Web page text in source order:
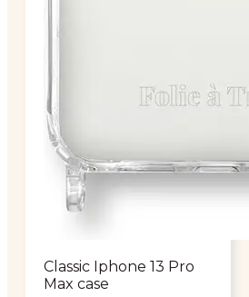
Classic Iphone 13 Pro
Max case